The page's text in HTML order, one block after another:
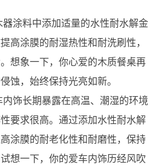
器涂料中添加适量的水性耐水解金
高涂膜的耐湿热性和耐洗刷性，
想象一下，你心爱的木质餐桌再
蚀，始终保持光亮如新。
内饰长期暴露在高温、潮湿的环境
要求很高。通过添加水性耐水解
涂膜的耐老化性和耐磨性，保持
想一下，你的爱车内饰历经风吹